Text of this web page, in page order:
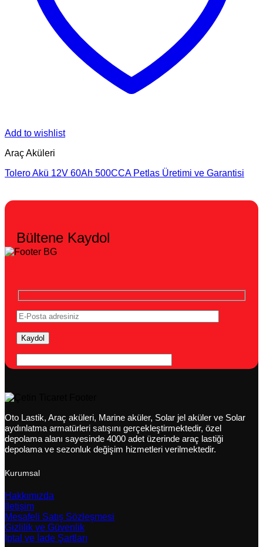
Add to wishlist
Araç Aküleri
Tolero Akü 12V 60Ah 500CCA Petlas Üretimi ve Garantisi
Bültene Kaydol
Oto Lastik, Araç aküleri, Marine aküler, Solar jel aküler ve Solar
aydınlatma armatürleri satışını gerçekleştirmektedir, özel
depolama alanı sayesinde 4000 adet üzerinde araç lastiği
depolama ve sezonluk değişim hizmetleri verilmektedir.
Kurumsal
Hakkımızda
İletişim
Mesafeli Satış Sözleşmesi
Gizlilik ve Güvenlik
İptal ve İade Şartları